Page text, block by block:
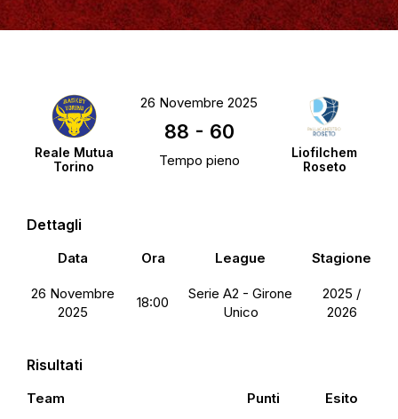
Reale Mutua
Torino
Liofilchem
Roseto
26 Novembre 2025
88 - 60
Tempo pieno
Dettagli
Data Ora League Stagione
26 Novembre
2025
18:00
Serie A2 - Girone
Unico
2025 /
2026
Risultati
Team Punti Esito